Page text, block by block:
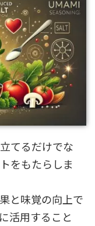
てるだけでな
をもたらしま
と味覚の向上で
活用すること